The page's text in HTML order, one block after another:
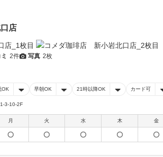
店
2件 写真 2枚
OK 早朝OK 21時以降OK カード可
3-10-2F
月
火 水 木 金